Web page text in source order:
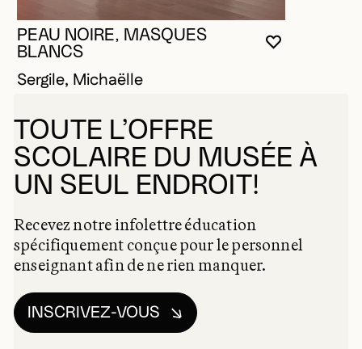
VOUS
FERMER
OUVRIR LA
PEAU NOIRE, MASQUES
BLANCS
Sergile, Michaëlle
TOUTE L’OFFRE
SCOLAIRE DU MUSÉE À
UN SEUL ENDROIT!
Recevez notre infolettre éducation
spécifiquement conçue pour le personnel
enseignant afin de ne rien manquer.
INSCRIVEZ-VOUS